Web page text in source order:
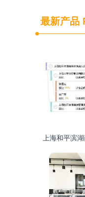
最新产品